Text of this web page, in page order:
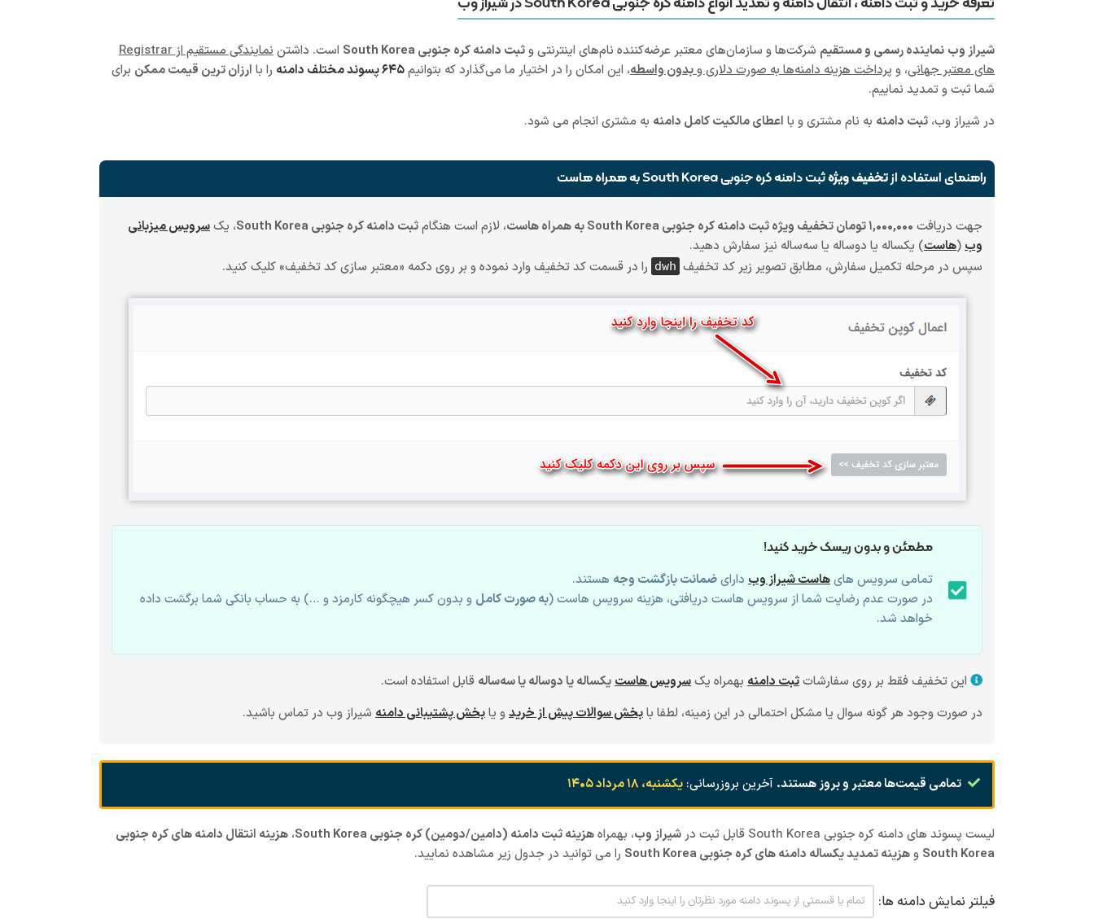
شیرازوب نماینده رسمی و مستقیم شرکت‌ها و سازمان‌های معتبر عرضه‌کننده نام‌های اینترنتی وثبت دامنه کره جنوبی South Korea است. داشتن
نمایندگی مستقیم از Registrar
های معتبر جهانی، و پرداخت هزینه دامنه‌ها به صورت دلاری وبدون واسطه، این امکان را در اختیار ما می‌گذارد که بتوانیم۶۴۵ پسوند مختلف دامنه را با ارزان ترین قیمت ممکن برای
شما ثبت و تمدید نماییم.
در شیراز وب، ثبت دامنه به نام مشتری و با اعطای مالکیت کامل دامنه به مشتری انجام می شود.
راهنمای استفاده ازتخفیف ویژهثبت دامنه کره جنوبی South Korea به همراه هاست
جهت دریافت ۱,۰۰۰,۰۰۰ تومان تخفیف ویژه ثبت دامنه کره جنوبی South Korea به همراه هاست ، لازم است هنگامثبت دامنه کره جنوبی South Korea ، یکسرویس میزبانی
وب(هاست) یکساله یا دوساله یا سه‌ساله نیز سفارش دهید.
سپس در مرحله تکمیل سفارش، مطابق تصویر زیر کد تخفیف dwh را در قسمت کد تخفیف وارد نموده و بر روی دکمه «معتبر سازی کد تخفیف» کلیک کنید.
مطمئن و بدون ریسک خرید کنید!
تمامی سرویس هایهاست شیراز وب دارایضمانت بازگشت وجه هستند.
در صورت عدم رضایت شما از سرویس هاست دریافتی، هزینه سرویس هاست (به صورت کامل و بدون کسر هیچگونه کارمزد و …) به حساب بانکی شما برگشت داده
خواهد شد.
این تخفیف فقط بر روی سفارشاتثبت دامنه بهمراه یکسرویس هاستیکساله یا دوساله یا سه‌ساله قابل استفاده است.
در صورت وجود هر گونه سوال یا مشکل احتمالی در این زمینه، لطفا بابخش سوالات پیش از خریدو یابخش پشتیبانی دامنه شیراز وب در تماس باشید.
تمامی قیمت‌ها معتبر و بروز هستند. آخرین بروزرسانی: یکشنبه، ۱۸ مرداد ۱۴۰۵
لیست پسوند های دامنه کره جنوبی South Korea قابل ثبت در شیرازوب، بهمراههزینه ثبت دامنه (دامین/دومین) کره جنوبی South Korea ، هزینه انتقال دامنه های کره جنوبی
South Korea وهزینه تمدید یکساله دامنه های کره جنوبی South Korea را می توانید در جدول زیر مشاهده نمایید.
فیلتر نمایش دامنه ها: